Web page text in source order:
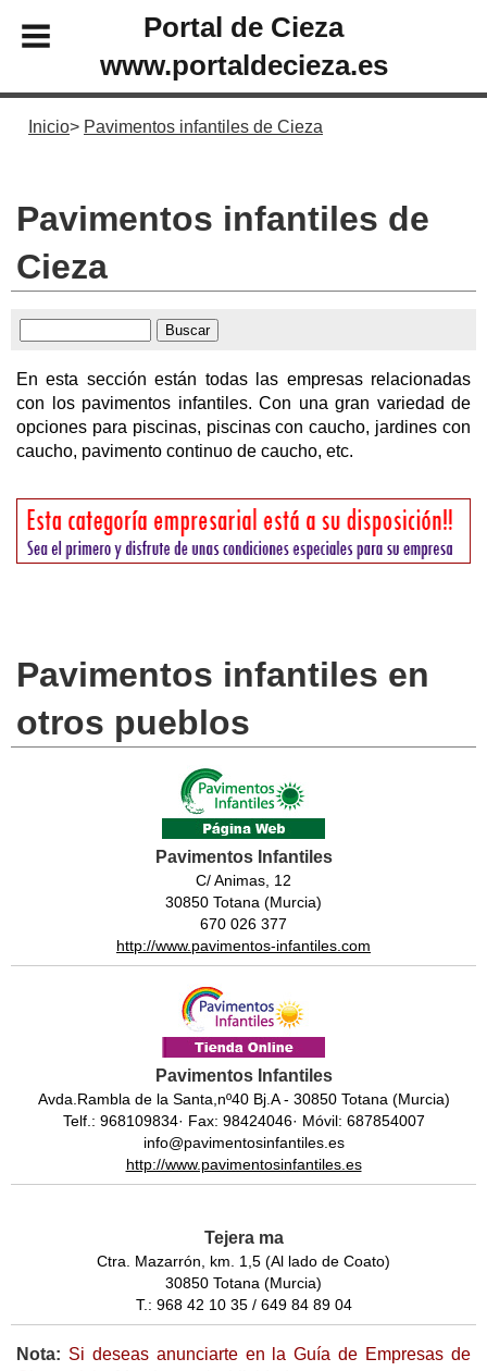
Portal de Cieza
www.portaldecieza.es
Inicio Pavimentos infantiles de Cieza
Pavimentos infantiles de
Cieza
En esta sección están todas las empresas relacionadas
con los pavimentos infantiles. Con una gran variedad de
opciones para piscinas, piscinas con caucho, jardines con
caucho, pavimento continuo de caucho, etc.
Pavimentos infantiles en
otros pueblos
Pavimentos Infantiles
C/ Animas, 12
30850 Totana (Murcia)
670 026 377
http://www.pavimentos-infantiles.com
Pavimentos Infantiles
Avda.Rambla de la Santa,nº40 Bj.A - 30850 Totana (Murcia)
Telf.: 968109834· Fax: 98424046· Móvil: 687854007
info@pavimentosinfantiles.es
http://www.pavimentosinfantiles.es
Tejera ma
Ctra. Mazarrón, km. 1,5 (Al lado de Coato)
30850 Totana (Murcia)
T.: 968 42 10 35 / 649 84 89 04
Nota: Si deseas anunciarte en la Guía de Empresas de